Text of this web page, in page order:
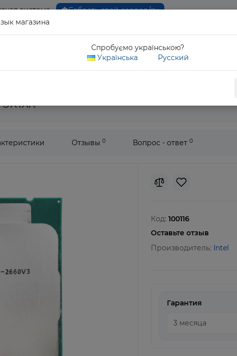
система Собрать свой сервер/пк
Intel Xeon E5-2660 v3
магазина
Спробуємо українською?
Українська
Русский
Отзывы 0 Вопрос - ответ 0
Код: 100116
Оставьте отзыв
Производитель: Intel
Гарантия